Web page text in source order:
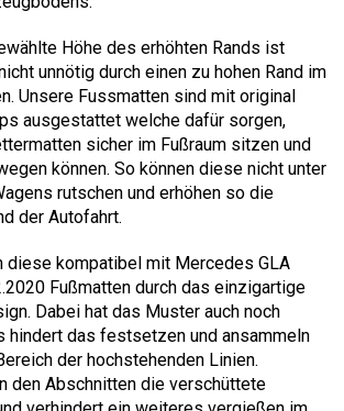
Höhe des erhöhten Rands ist
unnötig durch einen zu hohen Rand im
Unsere Fussmatten sind mit original
ausgestattet welche dafür sorgen,
sicher im Fußraum sitzen und
können. So können diese nicht unter
rutschen und erhöhen so die
der Autofahrt.
diese kompatibel mit Mercedes GLA
Fußmatten durch das einzigartige
Dabei hat das Muster auch noch
hindert das festsetzen und ansammeln
der hochstehenden Linien.
den Abschnitten die verschüttete